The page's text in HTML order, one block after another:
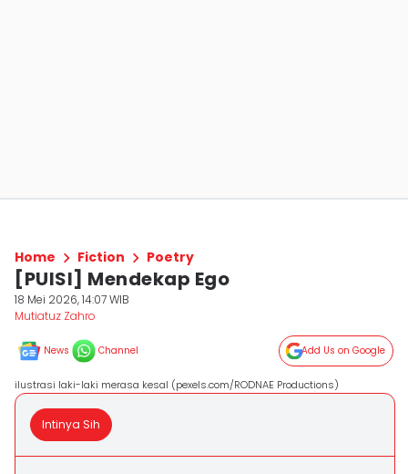
Home Fiction Poetry
[PUISI] Mendekap Ego
18 Mei 2026, 14:07 WIB
Mutiatuz Zahro
News Channel Add Us on Google
ilustrasi laki-laki merasa kesal (pexels.com/RODNAE Productions)
Intinya Sih